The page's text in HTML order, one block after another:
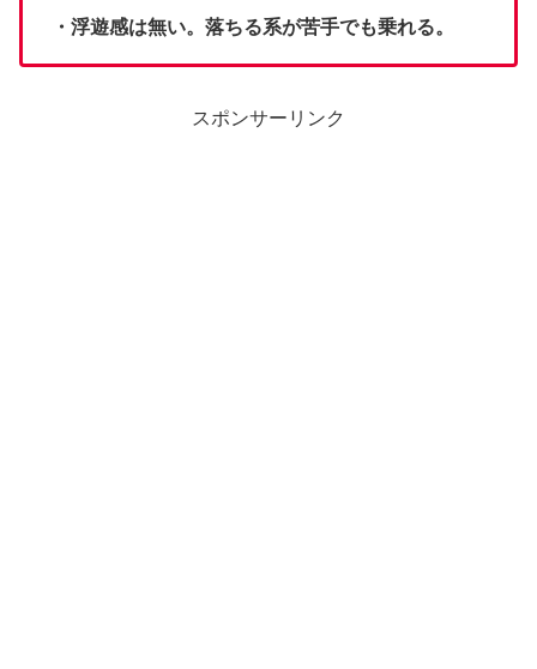
・浮遊感は無い。落ちる系が苦手でも乗れる。
スポンサーリンク